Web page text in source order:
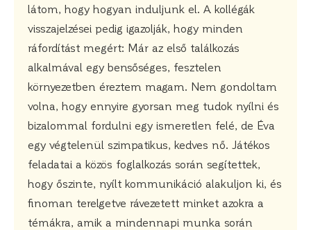
látom, hogy hogyan induljunk el. A kollégák
visszajelzései pedig igazolják, hogy minden
ráfordítást megért: Már az első találkozás
alkalmával egy bensőséges, fesztelen
környezetben éreztem magam. Nem gondoltam
volna, hogy ennyire gyorsan meg tudok nyílni és
bizalommal fordulni egy ismeretlen felé, de Éva
egy végtelenül szimpatikus, kedves nő. Játékos
feladatai a közös foglalkozás során segítettek,
hogy őszinte, nyílt kommunikáció alakuljon ki, és
finoman terelgetve rávezetett minket azokra a
témákra, amik a mindennapi munka során